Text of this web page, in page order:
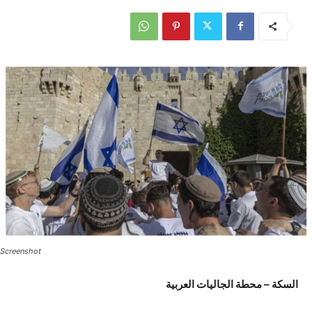
Screenshot
السكة – محطة الجاليات العربية